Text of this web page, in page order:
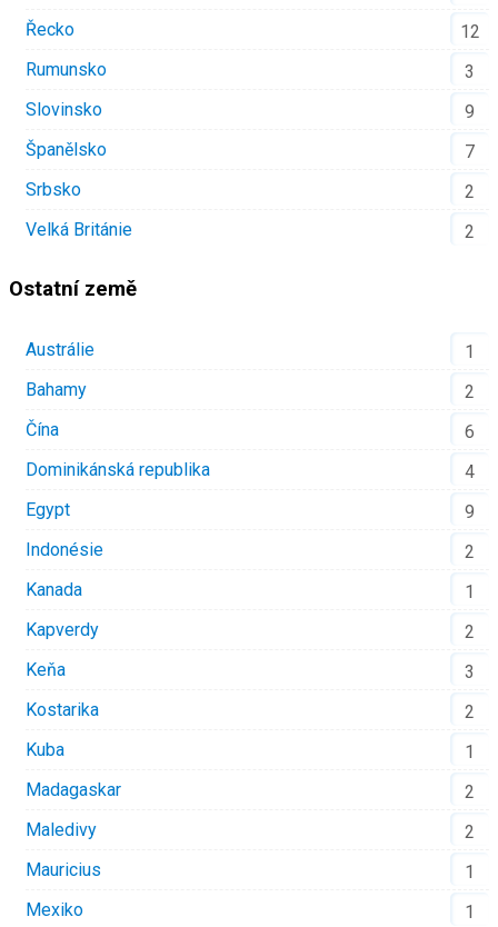
Řecko
12
Rumunsko
3
Slovinsko
9
Španělsko
7
Srbsko
2
Velká Británie
2
Ostatní země
Austrálie
1
Bahamy
2
Čína
6
Dominikánská republika
4
Egypt
9
Indonésie
2
Kanada
1
Kapverdy
2
Keňa
3
Kostarika
2
Kuba
1
Madagaskar
2
Maledivy
2
Mauricius
1
Mexiko
1